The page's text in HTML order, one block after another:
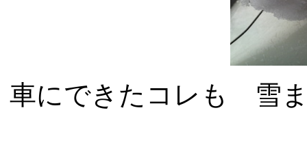
車にできたコレも 雪